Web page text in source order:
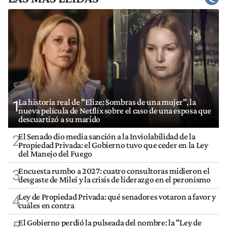
1La historia real de "Elize: Sombras de una mujer", la
nueva película de Netflix sobre el caso de una esposa que
descuartizó a su marido
2El Senado dio media sanción a la Inviolabilidad de la
Propiedad Privada: el Gobierno tuvo que ceder en la Ley
del Manejo del Fuego
3Encuesta rumbo a 2027: cuatro consultoras midieron el
desgaste de Milei y la crisis de liderazgo en el peronismo
4Ley de Propiedad Privada: qué senadores votaron a favor y
cuáles en contra
El Gobierno perdió la pulseada del nombre: la "Ley de